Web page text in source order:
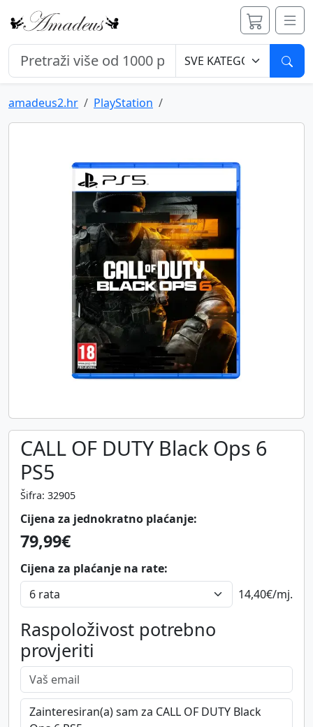
amadeus2.hr PlayStation
CALL OF DUTY Black Ops 6
PS5
Šifra: 32905
Cijena za jednokratno plaćanje:
79,99€
Cijena za plaćanje na rate:
14,40€/mj.
Raspoloživost potrebno
provjeriti
Vaš email
Poruka